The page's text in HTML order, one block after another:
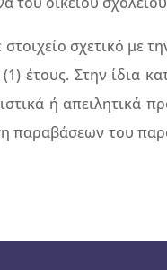
σχετικό με
έτους. Στην ίδια
ή απειλητικά
παραβάσεων του